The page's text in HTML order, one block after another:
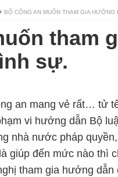
BỘ CÔNG AN MUỐN THAM GIA HƯỚNG
tham
sự.
an mang vẻ rất… tử
vi hướng dẫn Bộ
nhà nước pháp
giúp đến mức nào thì
tham gia hướng dẫn